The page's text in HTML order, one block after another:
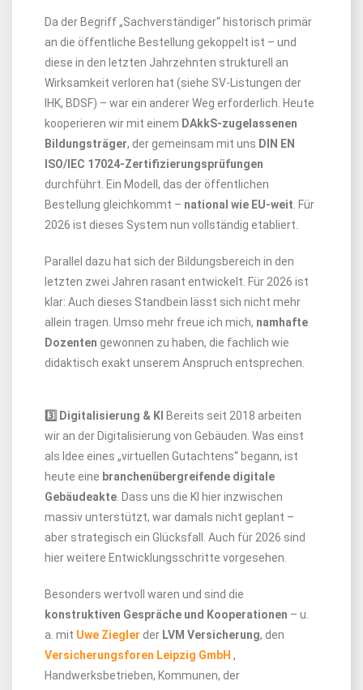
Da der Begriff „Sachverständiger“ historisch primär
an die öffentliche Bestellung gekoppelt ist – und
diese in den letzten Jahrzehnten strukturell an
Wirksamkeit verloren hat (siehe SV-Listungen der
IHK, BDSF) – war ein anderer Weg erforderlich. Heute
kooperieren wir mit einem DAkkS-zugelassenen
Bildungsträger, der gemeinsam mit uns DIN EN
ISO/IEC 17024-Zertifizierungsprüfungen
durchführt. Ein Modell, das der öffentlichen
Bestellung gleichkommt – national wie EU-weit . Für
2026 ist dieses System nun vollständig etabliert.
Parallel dazu hat sich der Bildungsbereich in den
letzten zwei Jahren rasant entwickelt. Für 2026 ist
klar: Auch dieses Standbein lässt sich nicht mehr
allein tragen. Umso mehr freue ich mich, namhafte
Dozenten gewonnen zu haben, die fachlich wie
didaktisch exakt unserem Anspruch entsprechen.
3️⃣ Digitalisierung & KI Bereits seit 2018 arbeiten
wir an der Digitalisierung von Gebäuden. Was einst
als Idee eines „virtuellen Gutachtens“ begann, ist
heute eine branchenübergreifende digitale
Gebäudeakte . Dass uns die KI hier inzwischen
massiv unterstützt, war damals nicht geplant –
aber strategisch ein Glücksfall. Auch für 2026 sind
hier weitere Entwicklungsschritte vorgesehen.
Besonders wertvoll waren und sind die
konstruktiven Gespräche und Kooperationen – u.
a. mit Uwe Ziegler der LVM Versicherung, den
Versicherungsforen Leipzig GmbH ,
Handwerksbetrieben, Kommunen, der